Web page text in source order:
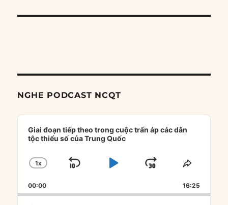
NGHE PODCAST NCQT
Audio
Player
Giai đoạn tiếp theo trong cuộc trấn áp các dân
tộc thiểu số của Trung Quốc
CHANGE
RATE
1X
SKIP
PLAYJUMP
FORWARD
SHARE
00:00 16:25